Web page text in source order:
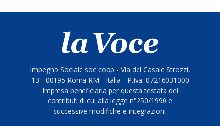
Impegno Sociale soc coop - Via del Casale Strozzi,
13 - 00195 Roma RM - Italia - P.Iva: 07216031000
Impresa beneficiaria per questa testata dei
contributi di cui alla legge n°250/1990 e
successive modifiche e integrazioni.